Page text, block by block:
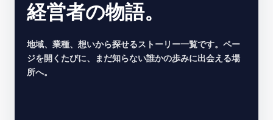
経営者の物語。
地域、業種、想いから探せるストーリー一覧です。ペー
ジを開くたびに、まだ知らない誰かの歩みに出会える場
所へ。